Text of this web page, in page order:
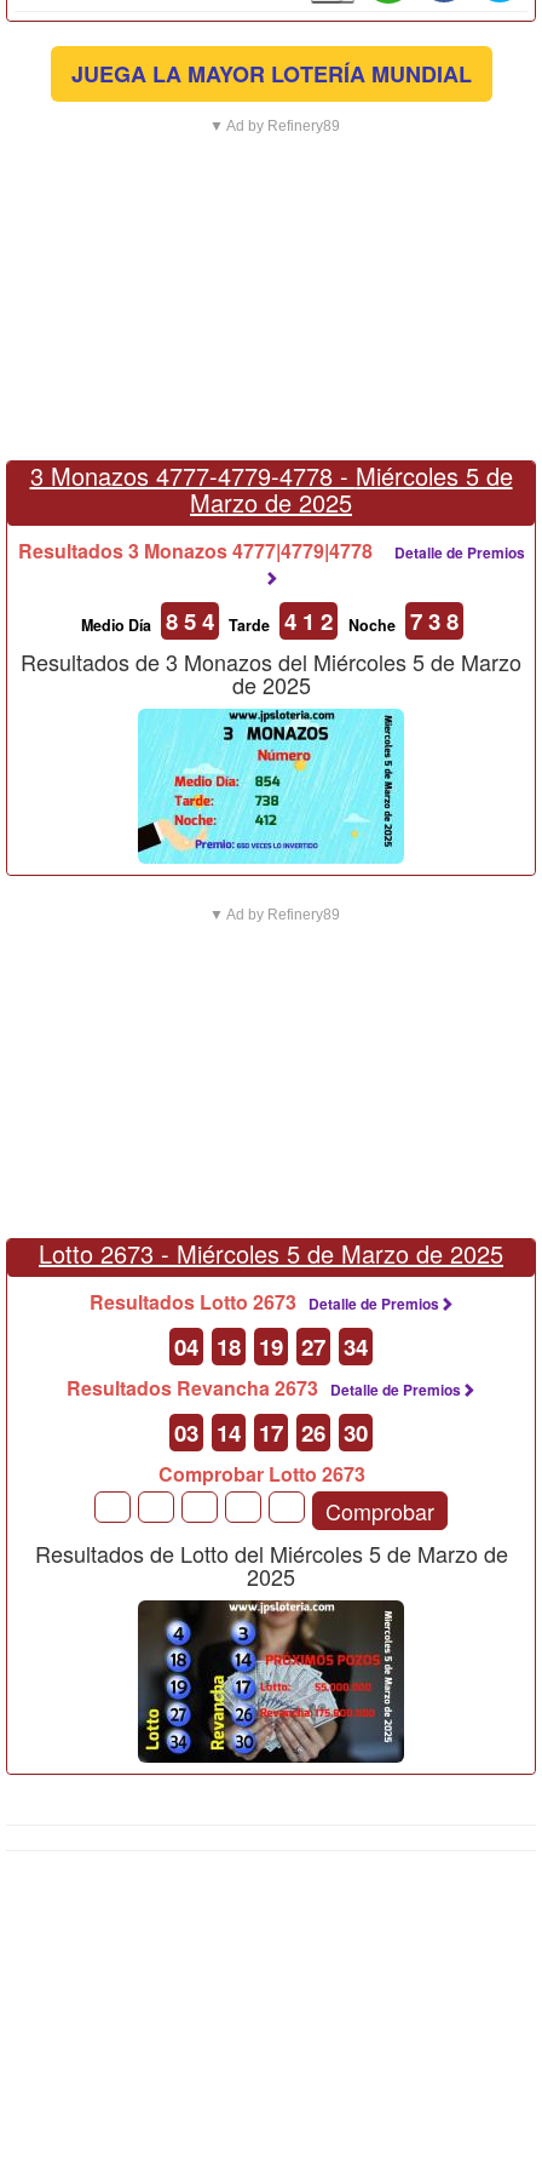
JUEGA LA MAYOR LOTERÍA MUNDIAL
▼ Ad by Refinery89
3 Monazos 4777-4779-4778 - Miércoles 5 de
Marzo de 2025
Resultados 3 Monazos 4777|4779|4778 Detalle de Premios
Medio Día 8 5 4 Tarde 4 1 2 Noche 7 3 8
Resultados de 3 Monazos del Miércoles 5 de Marzo
de 2025
▼ Ad by Refinery89
Lotto 2673 - Miércoles 5 de Marzo de 2025
Resultados Lotto 2673 Detalle de Premios
04 18 19 27 34
Resultados Revancha 2673 Detalle de Premios
03 14 17 26 30
Comprobar Lotto 2673
Comprobar
Resultados de Lotto del Miércoles 5 de Marzo de
2025